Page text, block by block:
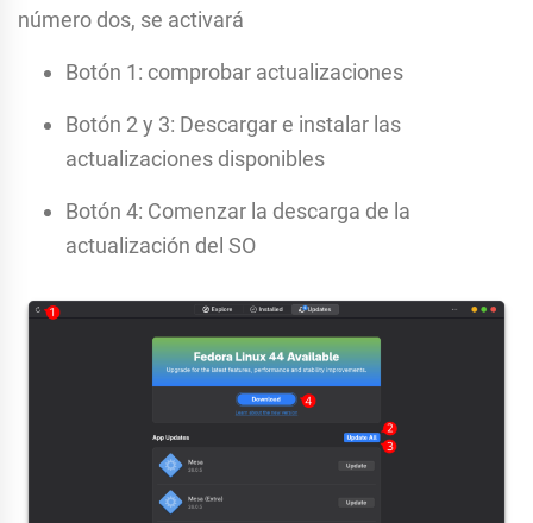
número dos, se activará
Botón 1: comprobar actualizaciones
Botón 2 y 3: Descargar e instalar las
actualizaciones disponibles
Botón 4: Comenzar la descarga de la
actualización del SO